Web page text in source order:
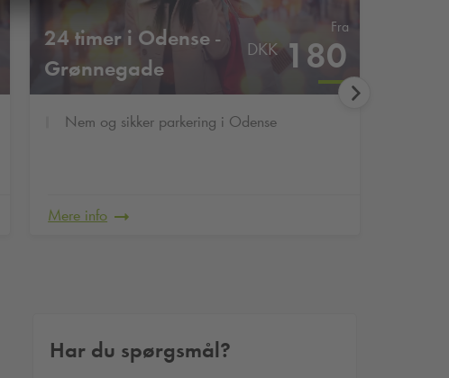
24 timer i Odense -
Grønnegade
Fra
DKK 180
Nem og sikker parkering i Odense
Mere info
Har du spørgsmål?